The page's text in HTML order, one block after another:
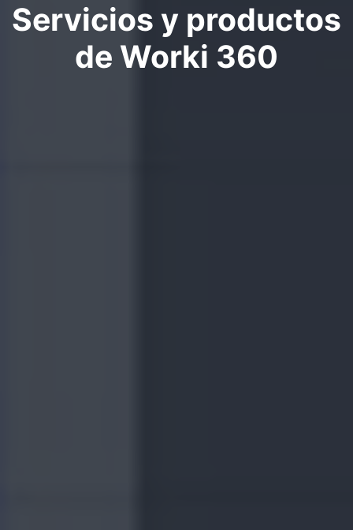
Servicios y productos
de Worki 360